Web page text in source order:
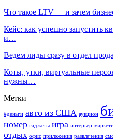
Что такое LTV — и зачем
Кейс: как успешно запустить
и…
Ведем лиды сразу в отдел
Коты, утки, виртуальные
нужны…
Метки
#деньги авто из США аукцион
номер гаджеты игра интерьер
отдых офис приложения развлечения